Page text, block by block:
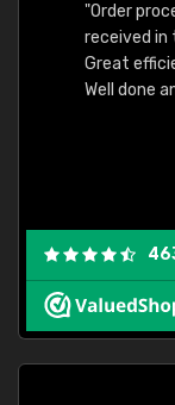
"Order
received in
Great
Well done